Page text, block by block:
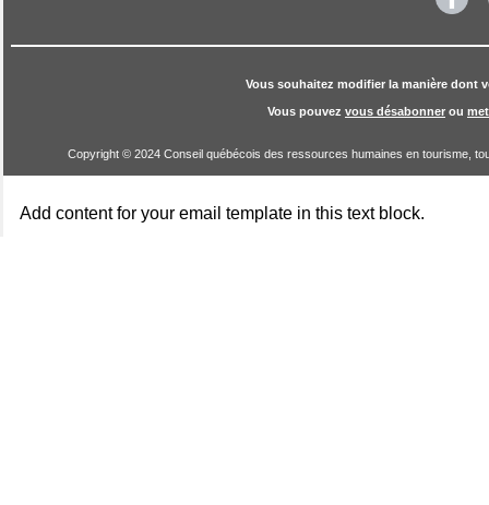
Vous souhaitez modifier la manière dont
Vous pouvez vous désabonner ou
Copyright © 2024 Conseil québécois des ressources humaines en tourisme,
Add content for your email template in this text block.